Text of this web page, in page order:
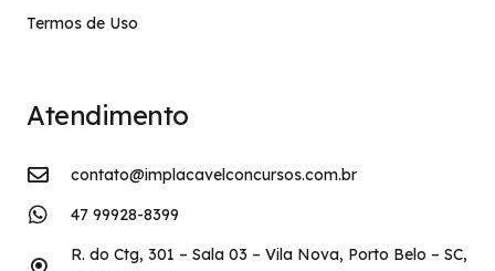
Termos de Uso
Atendimento
contato@implacavelconcursos.com.br
47 99928-8399
R. do Ctg, 301 – Sala 03 – Vila Nova, Porto Belo – SC,